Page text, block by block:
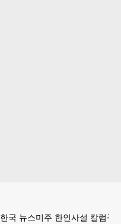
한국 뉴스미주 한인사설 칼럼구